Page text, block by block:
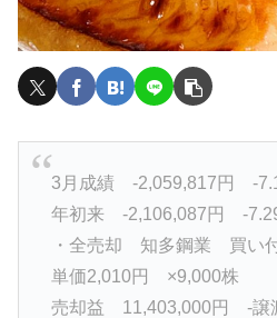
3月成績 -2,059,817円 -
年初来 -2,106,087円 -
・全売却 知多鋼業 買い
単価2,010円 ×9,000株
売却益 11,403,000円 -譲